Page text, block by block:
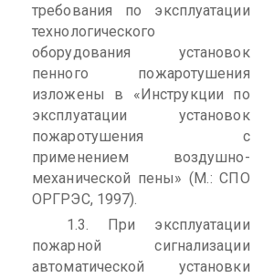
требования по эксплуатации
технологического
оборудования установок
пенного пожаротушения
изложены в «Инструкции по
эксплуатации установок
пожаротушения с
применением воздушно-
механической пены» (М.: СПО
ОРГРЭС, 1997).
1.3. При эксплуатации
пожарной сигнализации
автоматической установки